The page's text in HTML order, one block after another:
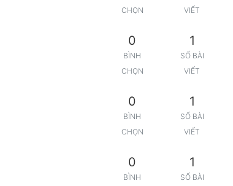
CHỌN
VIẾT
0
BÌNH
CHỌN
1
SỐ BÀI
VIẾT
0
BÌNH
CHỌN
1
SỐ BÀI
VIẾT
0
BÌNH
1
SỐ BÀI